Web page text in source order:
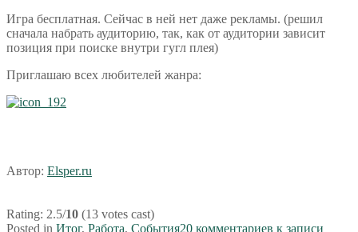
Игра бесплатная. Сейчас в ней нет даже рекламы. (решил
сначала набрать аудиторию, так, как от аудитории зависит
позиция при поиске внутри гугл плея)
Приглашаю всех любителей жанра:
Автор: Elsper.ru
Rating: 2.5/10 (13 votes cast)
Posted in Итог, Работа, События20 комментариев к записи